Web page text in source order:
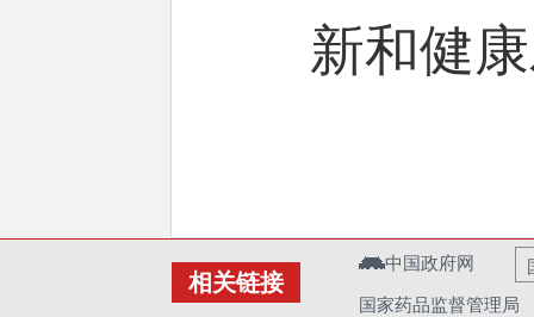
新和健
相关链接
中国政府网
国家药品监督管理局